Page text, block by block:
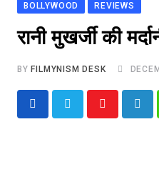
BOLLYWOOD REVIEWS
रानी मुखर्जी की
BY FILMYNISM DESK
Youtube